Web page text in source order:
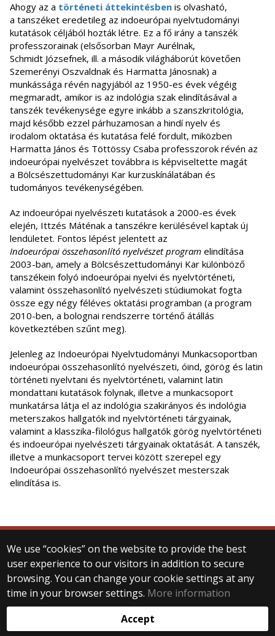
Ahogy az a történeti áttekintésben is olvasható,
a tanszéket eredetileg az indoeurópai nyelvtudományi
kutatások céljából hozták létre. Ez a fő irány a tanszék
professzorainak (elsősorban Mayr Aurélnak,
Schmidt Józsefnek, ill. a második világháborút követően
Szemerényi Oszvaldnak és Harmatta Jánosnak) a
munkássága révén nagyjából az 1950-es évek végéig
megmaradt, amikor is az indológia szak elindításával a
tanszék tevékenysége egyre inkább a szanszkritológia,
majd később ezzel párhuzamosan a hindí nyelv és
irodalom oktatása és kutatása felé fordult, miközben
Harmatta János és Töttössy Csaba professzorok révén az
indoeurópai nyelvészet továbbra is képviseltette magát
a Bölcsészettudományi Kar kurzuskínálatában és
tudományos tevékenységében.
Az indoeurópai nyelvészeti kutatások a 2000-es évek
elején, Ittzés Máténak a tanszékre kerülésével kaptak új
lendületet. Fontos lépést jelentett az
Indoeurópai összehasonlító nyelvészet program elindítása
2003-ban, amely a Bölcsészettudományi Kar különböző
tanszékein folyó indoeurópai nyelvi és nyelvtörténeti,
valamint összehasonlító nyelvészeti stúdiumokat fogta
össze egy négy féléves oktatási programban (a program
2010-ben, a bolognai rendszerre történő átállás
következtében szűnt meg).
Jelenleg az Indoeurópai Nyelvtudományi Munkacsoportban
indoeurópai összehasonlító nyelvészeti, óind, görög és latin
történeti nyelvtani és nyelvtörténeti, valamint latin
mondattani kutatások folynak, illetve a munkacsoport
munkatársa látja el az indológia szakirányos és indológia
meterszakos hallgatók ind nyelvtörténeti tárgyainak,
valamint a klasszika-filológus hallgatók görög nyelvtörténeti
és indoeurópai nyelvészeti tárgyainak oktatását. A tanszék,
illetve a munkacsoport tervei között szerepel egy
Indoeurópai összehasonlító nyelvészet mesterszak
elindítása is.
We use “cookies” on the website to provide the best
user experience to our visitors in addition to secure
browsing. You can change your cookie settings at any
time in your browser settings. More information
Accept
© 2025 Eötvös Loránd University
All rights reserved.
H-1053 Budapest, Egyetem tér 1–3.
T: +36-1-411-6500
Web development: